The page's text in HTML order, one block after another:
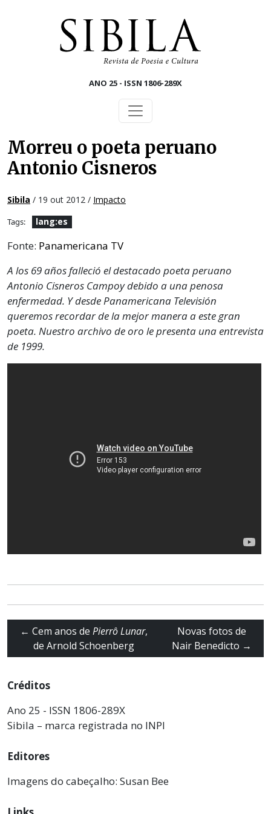
ANO 25 - ISSN 1806-289X
Morreu o poeta peruano
Antonio Cisneros
Sibila / 19 out 2012 / Impacto
Tags: lang:es
Fonte: Panamericana TV
A los 69 años falleció el destacado poeta peruano
Antonio Cisneros Campoy debido a una penosa
enfermedad. Y desde Panamericana Televisión
queremos recordar de la mejor manera a este gran
poeta. Nuestro archivo de oro le presenta una entrevista
de 1999.
← Cem anos de Pierrô Lunar,
de Arnold Schoenberg
Novas fotos de
Nair Benedicto →
Créditos
Ano 25 - ISSN 1806-289X
Sibila – marca registrada no INPI
Editores
Imagens do cabeçalho: Susan Bee